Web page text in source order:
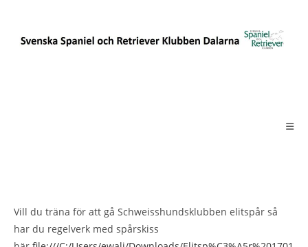
innehållet
Vill du träna för att gå Schweisshundsklubben elitspår så
har du regelverk med spårskiss